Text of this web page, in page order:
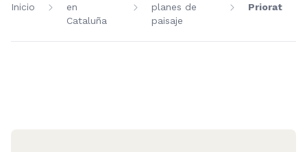
Inicio
en
Cataluña
planes de
paisaje
Priorat